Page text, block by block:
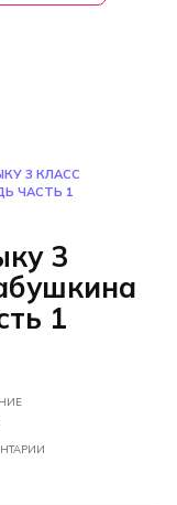
3 КЛАСС
ЧАСТЬ 1
3
1